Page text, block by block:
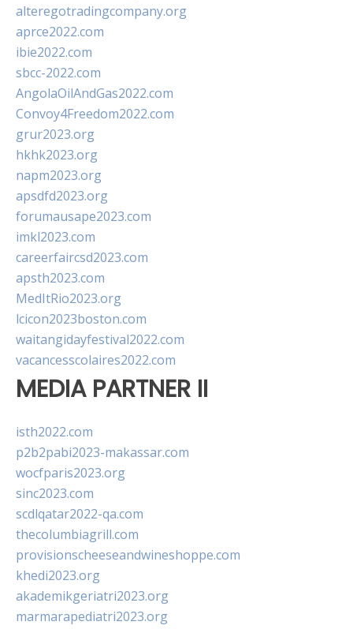
alteregotradingcompany.org
aprce2022.com
ibie2022.com
sbcc-2022.com
AngolaOilAndGas2022.com
Convoy4Freedom2022.com
grur2023.org
hkhk2023.org
napm2023.org
apsdfd2023.org
forumausape2023.com
imkl2023.com
careerfaircsd2023.com
apsth2023.com
MedItRio2023.org
lcicon2023boston.com
waitangidayfestival2022.com
vacancesscolaires2022.com
MEDIA PARTNER II
isth2022.com
p2b2pabi2023-makassar.com
wocfparis2023.org
sinc2023.com
scdlqatar2022-qa.com
thecolumbiagrill.com
provisionscheeseandwineshoppe.com
khedi2023.org
akademikgeriatri2023.org
marmarapediatri2023.org